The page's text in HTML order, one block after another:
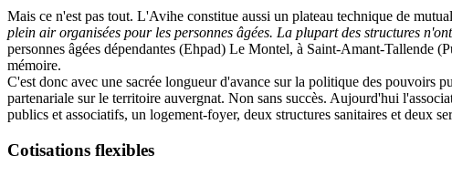
Mais ce n'est pas tout. L'Avihe constitue aussi un plateau technique de
plein air organisées pour les personnes âgées. La plupart des structures
personnes âgées dépendantes (Ehpad) Le Montel, à Saint-Amant-Tallende
mémoire.
C'est donc avec une sacrée longueur d'avance sur la politique des pouvoirs
partenariale sur le territoire auvergnat. Non sans succès. Aujourd'hui
publics et associatifs, un logement-foyer, deux structures sanitaires et deux
Cotisations flexibles